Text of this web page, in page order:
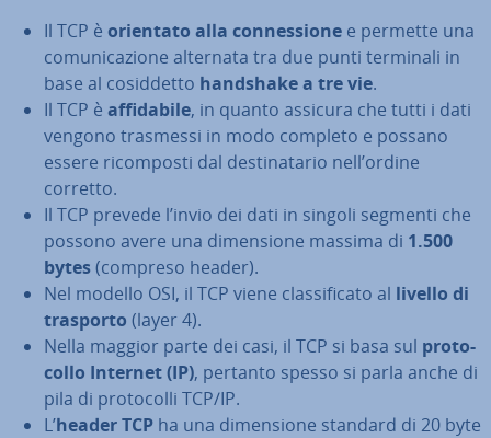
Il TCP è orientato alla con­nes­sio­ne e permette una
co­mu­ni­ca­zio­ne alternata tra due punti terminali in
base al co­sid­det­to handshake a tre vie.
Il TCP è af­fi­da­bi­le, in quanto assicura che tutti i dati
vengono trasmessi in modo completo e possano
essere ri­com­po­sti dal de­sti­na­ta­rio nell’ordine
corretto.
Il TCP prevede l’invio dei dati in singoli segmenti che
possono avere una di­men­sio­ne massima di 1.500
bytes(compreso header).
Nel modello OSI, il TCP viene clas­si­fi­ca­to al livello di
trasporto (layer 4).
Nella maggior parte dei casi, il TCP si basa sul pro­to­
col­lo Internet (IP), pertanto spesso si parla anche di
pila di pro­to­col­li TCP/IP.
L’header TCP ha una di­men­sio­ne standard di 20 byte